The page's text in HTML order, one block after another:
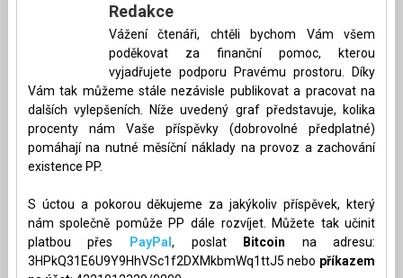
Redakce
Vážení čtenáři, chtěli bychom Vám všem
poděkovat za finanční pomoc, kterou
vyjadřujete podporu Pravému prostoru. Díky
Vám tak můžeme stále nezávisle publikovat a pracovat na
dalších vylepšeních. Níže uvedený graf představuje, kolika
procenty nám Vaše příspěvky (dobrovolné předplatné)
pomáhají na nutné měsíční náklady na provoz a zachování
existence PP.
S úctou a pokorou děkujeme za jakýkoliv příspěvek, který
nám společně pomůže PP dále rozvíjet. Můžete tak učinit
platbou přes
PayPal , poslat Bitcoin na adresu:
3HPkQ31E6U9Y9HhVSc1f2DXMkbmWq1ttJ5 nebo příkazem